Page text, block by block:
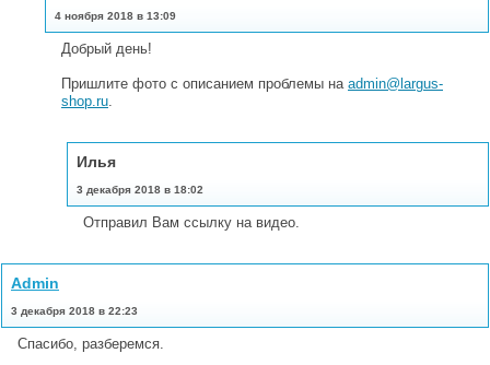
4 ноября 2018 в 13:09
Добрый день!
Пришлите фото с описанием проблемы на admin@largus-
shop.ru
Илья
3 декабря 2018 в 18:02
Отправил Вам ссылку на видео.
Admin
3 декабря 2018 в 22:23
Спасибо, разберемся.